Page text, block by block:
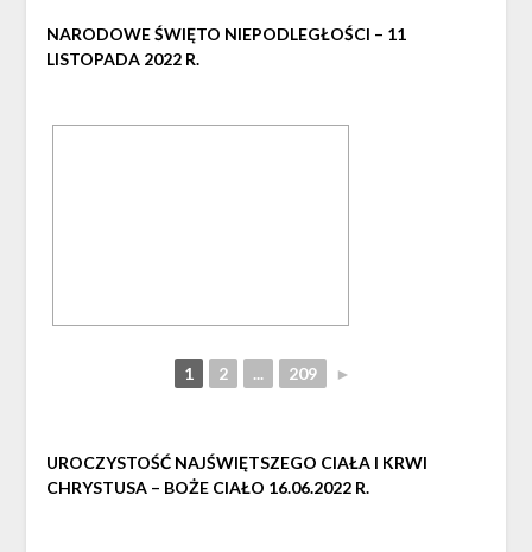
NARODOWE ŚWIĘTO NIEPODLEGŁOŚCI – 11
LISTOPADA 2022 R.
1 2 ... 209 ►
UROCZYSTOŚĆ NAJŚWIĘTSZEGO CIAŁA I KRWI
CHRYSTUSA – BOŻE CIAŁO 16.06.2022 R.